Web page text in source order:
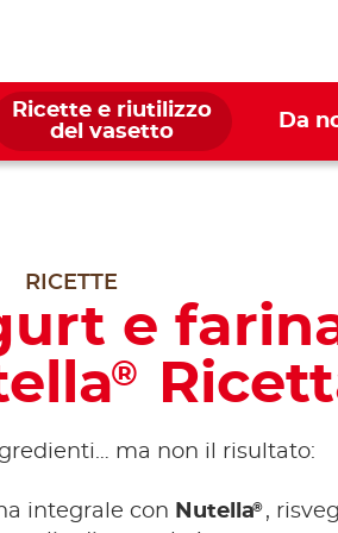
Ricette e riutilizzo
del vasetto
Da
RICETTE
e
®
ma non il risultato:
integrale con Nutella® ,